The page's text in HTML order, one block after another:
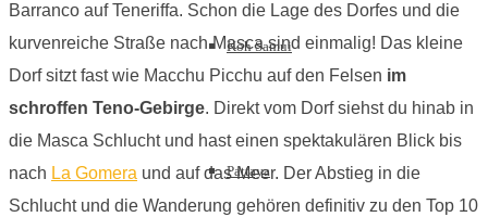
Koh Samui
Pattaya
Barranco auf Teneriffa. Schon die Lage des Dorfes und die
kurvenreiche Straße nach Masca sind einmalig! Das kleine
Dorf sitzt fast wie Macchu Picchu auf den Felsen im
schroffen Teno-Gebirge. Direkt vom Dorf siehst du hinab in
die Masca Schlucht und hast einen spektakulären Blick bis
nach La Gomera und auf das Meer. Der Abstieg in die
Schlucht und die Wanderung gehören definitiv zu den Top 10